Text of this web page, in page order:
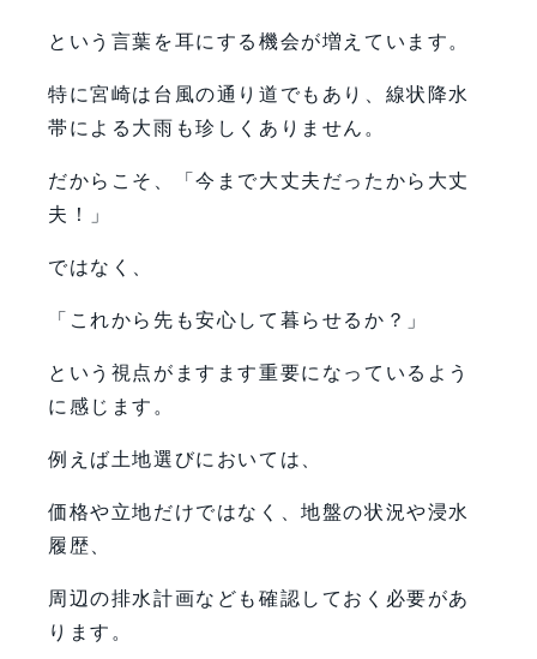
という言葉を耳にする機会が増えています。
特に宮崎は台風の通り道でもあり、線状降水
帯による大雨も珍しくありません。
だからこそ、「今まで大丈夫だったから大丈
夫！」
ではなく、
「これから先も安心して暮らせるか？」
という視点がますます重要になっているよう
に感じます。
例えば土地選びにおいては、
価格や立地だけではなく、地盤の状況や浸水
履歴、
周辺の排水計画なども確認しておく必要があ
ります。